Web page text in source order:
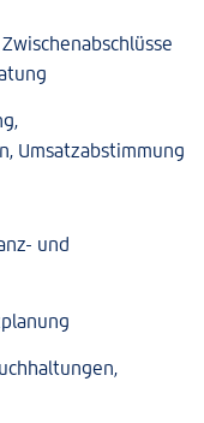
Umsatzabstimmung
und